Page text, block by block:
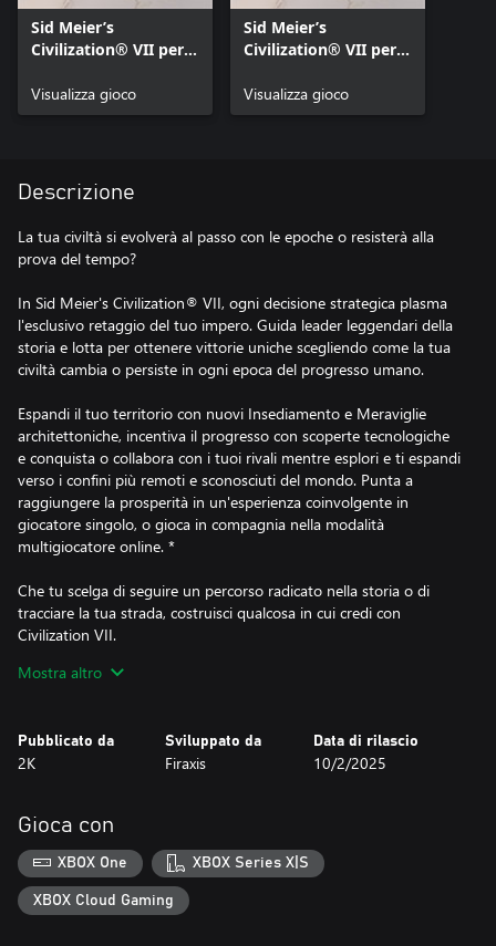
Sid Meier’s
Civilization® VII per
Visualizza gioco
Sid Meier’s
Civilization® VII per
Visualizza gioco
Descrizione
La tua civiltà si evolverà al passo con le epoche o resisterà alla
prova del tempo?
In Sid Meier's Civilization® VII, ogni decisione strategica plasma
l'esclusivo retaggio del tuo impero. Guida leader leggendari della
storia e lotta per ottenere vittorie uniche scegliendo come la tua
civiltà cambia o persiste in ogni epoca del progresso umano.
Espandi il tuo territorio con nuovi Insediamento e Meraviglie
architettoniche, incentiva il progresso con scoperte tecnologiche
e conquista o collabora con i tuoi rivali mentre esplori e ti espandi
verso i confini più remoti e sconosciuti del mondo. Punta a
raggiungere la prosperità in un'esperienza coinvolgente in
giocatore singolo, o gioca in compagnia nella modalità
multigiocatore online. *
Che tu scelga di seguire un percorso radicato nella storia o di
tracciare la tua strada, costruisci qualcosa in cui credi con
Civilization VII.
EVOLVI IN OGNI EPOCA O RESISTI ALLA PROVA DEL TEMPO
guidare una civiltà collaudata dal tempo dall'inizio alla fine, se
farla evolvere strategicamente per prosperare con una nuova
scientifici, culturali, militari ed economici all'interno di ogni Epoca
sblocca vantaggi in quella successiva, deciderai tu come e quando
l'identità e la strategia del tuo impero si svilupperanno.
TRACCIA IL TUO PERCORSO VERSO LA VITTORIA
Mostra altro
Pubblicato da
2K
Sviluppato da
Firaxis
Data di rilascio
10/2/2025
Gioca con
XBOX One XBOX Series X|S
XBOX Cloud Gaming